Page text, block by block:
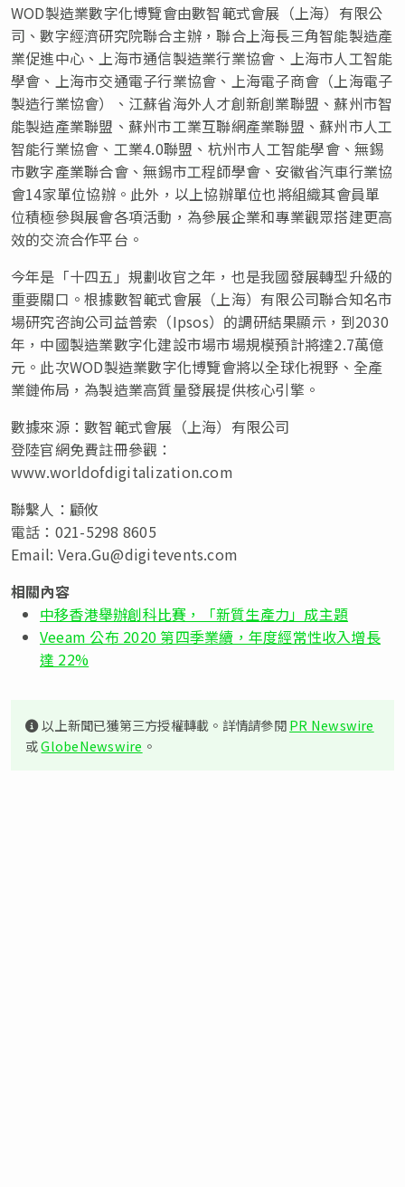
WOD製造業數字化博覽會由數智範式會展（上海）有限公
司、數字經濟研究院聯合主辦，聯合上海長三角智能製造產
業促進中心、上海市通信製造業行業協會、上海市人工智能
學會、上海市交通電子行業協會、上海電子商會（上海電子
製造行業協會）、江蘇省海外人才創新創業聯盟、蘇州市智
能製造產業聯盟、蘇州市工業互聯網產業聯盟、蘇州市人工
智能行業協會、工業4.0聯盟、杭州市人工智能學會、無錫
市數字產業聯合會、無錫市工程師學會、安徽省汽車行業協
會14家單位協辦。此外，以上協辦單位也將組織其會員單
位積極參與展會各項活動，為參展企業和專業觀眾搭建更高
效的交流合作平台。
今年是「十四五」規劃收官之年，也是我國發展轉型升級的
重要關口。根據數智範式會展（上海）有限公司聯合知名市
場研究咨詢公司益普索（Ipsos）的調研結果顯示，到2030
年，中國製造業數字化建設市場市場規模預計將達2.7萬億
元。此次WOD製造業數字化博覽會將以全球化視野、全產
業鏈佈局，為製造業高質量發展提供核心引擎。
數據來源：數智範式會展（上海）有限公司
登陸官網免費註冊參觀：
www.worldofdigitalization.com
聯繫人：顧攸
電話：021-5298 8605
Email: Vera.Gu@digitevents.com
相關內容
中移香港舉辦創科比賽，「新質生產力」成主題
Veeam 公布 2020 第四季業續，年度經常性收入增長
達 22%
以上新聞已獲第三方授權轉載。詳情請參閱PR Newswire
或GlobeNewswire 。